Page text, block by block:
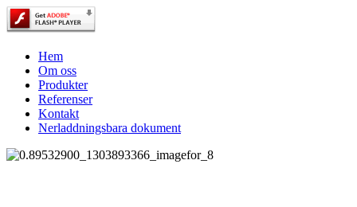
Hem
Om oss
Produkter
Referenser
Kontakt
Nerladdningsbara dokument